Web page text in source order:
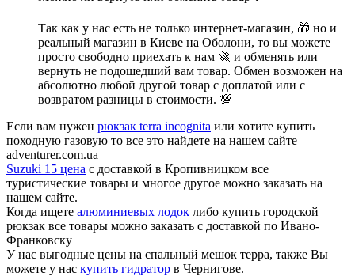
Так как у нас есть не только интернет-магазин, 🎁 но и
реальный магазин в Киеве на Оболони, то вы можете
просто свободно приехать к нам 🚀 и обменять или
вернуть не подошедший вам товар. Обмен возможен на
абсолютно любой другой товар с доплатой или с
возвратом разницы в стоимости. 💯
Если вам нужен рюкзак terra incognita или хотите купить
походную газовую то все это найдете на нашем сайте
adventurer.com.ua
Suzuki 15 цена с доставкой в Кропивницком все
туристические товары и многое другое можно заказать на
нашем сайте.
Когда ищете алюминиевых лодок либо купить городской
рюкзак все товары можно заказать с доставкой по Ивано-
Франковску
У нас выгодные цены на спальный мешок терра, также Вы
можете у нас купить гидратор в Чернигове.